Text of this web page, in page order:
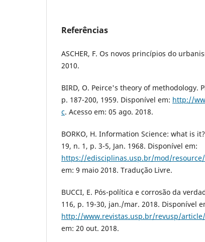
Referências
ASCHER, F. Os novos princípios do
2010.
BIRD, O. Peirce's theory of methodology.
p. 187-200, 1959. Disponível em: http://
c. Acesso em: 05 ago. 2018.
BORKO, H. Information Science: what is
19, n. 1, p. 3-5, Jan. 1968. Disponível em:
https://edisciplinas.usp.br/mod/resource/
em: 9 maio 2018. Tradução Livre.
BUCCI, E. Pós-política e corrosão da
116, p. 19-30, jan./mar. 2018. Disponível
http://www.revistas.usp.br/revusp/
em: 20 out. 2018.